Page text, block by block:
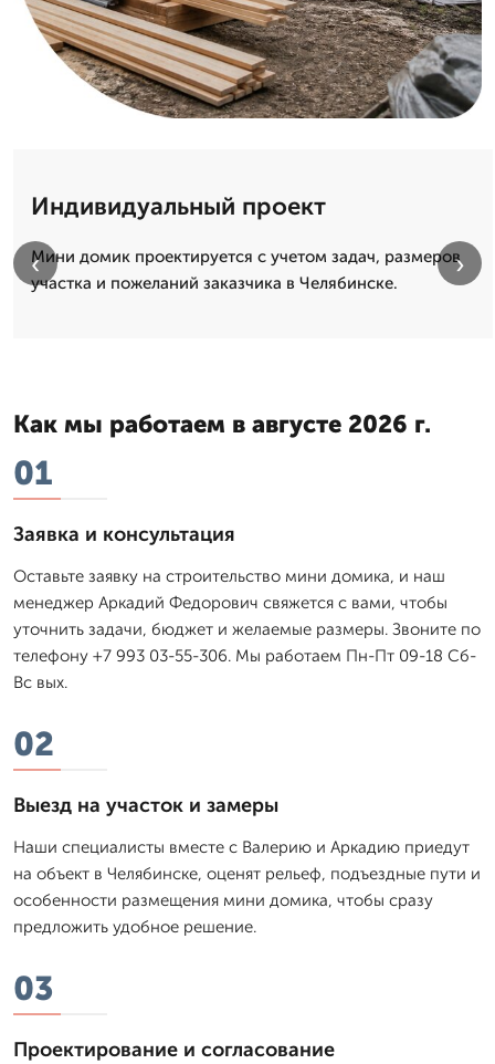
Индивидуальный проект
Мини домик проектируется с учетом задач, размеров
участка и пожеланий заказчика в Челябинске.
‹ ›
Как мы работаем в августе 2026 г.
01
Заявка и консультация
Оставьте заявку на строительство мини домика, и наш
менеджер Аркадий Федорович свяжется с вами, чтобы
уточнить задачи, бюджет и желаемые размеры. Звоните по
телефону +7 993 03-55-306. Мы работаем Пн-Пт 09-18 Сб-
Вс вых.
02
Выезд на участок и замеры
Наши специалисты вместе с Валерию и Аркадию приедут
на объект в Челябинске, оценят рельеф, подъездные пути и
особенности размещения мини домика, чтобы сразу
предложить удобное решение.
03
Проектирование и согласование